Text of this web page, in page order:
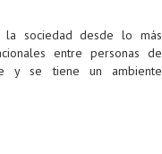
la sociedad desde lo más
entre personas de
y se tiene un ambiente